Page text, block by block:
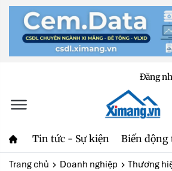
Đăng
Tin tức - Sự kiện Biến
Trang chủ Doanh nghiệp Thương